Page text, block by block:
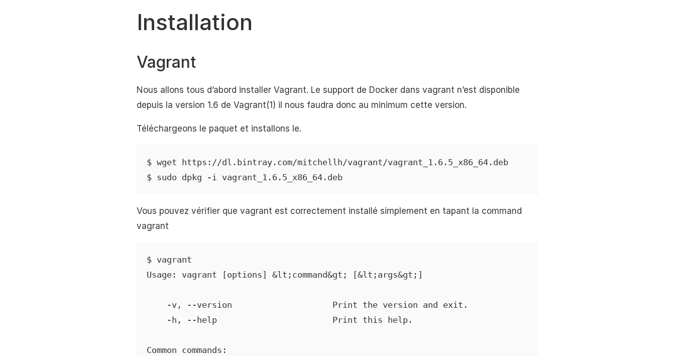
Installation
Vagrant
Nous allons tous d’abord installer Vagrant. Le support de Docker dans vagrant n’est disponible
depuis la version 1.6 de Vagrant(1) il nous faudra donc au minimum cette version.
Téléchargeons le paquet et installons le.
$ wget https://dl.bintray.com/mitchellh/vagrant/vagrant_1.6.5_x86_64.deb
$ sudo dpkg -i vagrant_1.6.5_x86_64.deb
Vous pouvez vérifier que vagrant est correctement installé simplement en tapant la command
vagrant
$ vagrant
Usage: vagrant [options] &lt;command&gt; [&lt;args&gt;]
    -v, --version                    Print the version and exit.
    -h, --help                       Print this help.
Common commands: